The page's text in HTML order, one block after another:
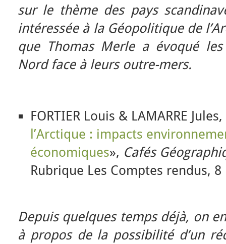
sur le thème des pays
intéressée à la Géopolitique de
que Thomas Merle a évoqué
Nord face à leurs outre-mers.
FORTIER Louis & LAMARRE
l’Arctique : impacts
économiques», Cafés
Rubrique Les Comptes rendus, 8
Depuis quelques temps déjà, on
à propos de la possibilité d’un